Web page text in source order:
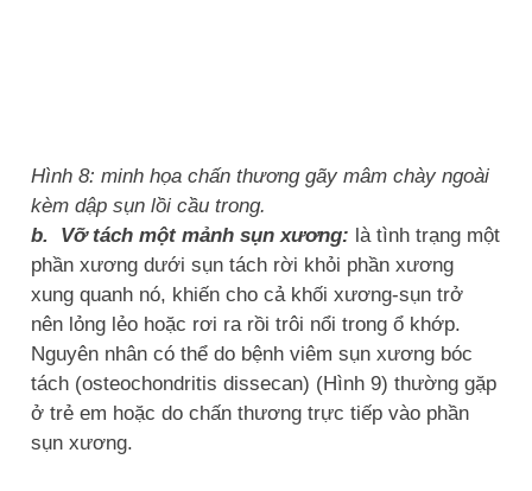
Hình 8: minh họa chấn thương gãy mâm chày ngoài
kèm dập sụn lồi cầu trong.
b. Vỡ tách một mảnh sụn xương: là tình trạng một
phần xương dưới sụn tách rời khỏi phần xương
xung quanh nó, khiến cho cả khối xương-sụn trở
nên lỏng lẻo hoặc rơi ra rồi trôi nổi trong ổ khớp.
Nguyên nhân có thể do bệnh viêm sụn xương bóc
tách (osteochondritis dissecan) (Hình 9) thường gặp
ở trẻ em hoặc do chấn thương trực tiếp vào phần
sụn xương.